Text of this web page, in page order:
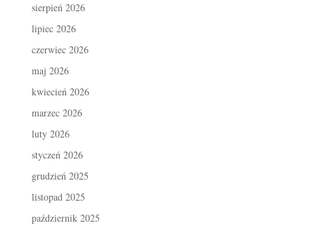
sierpień 2026
lipiec 2026
czerwiec 2026
maj 2026
kwiecień 2026
marzec 2026
luty 2026
styczeń 2026
grudzień 2025
listopad 2025
październik 2025